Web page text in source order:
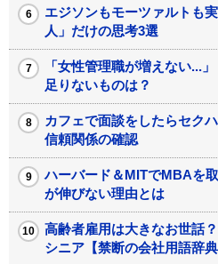
エジソンもモーツァルトも
人」だけの思考3選
「女性管理職が増えない...
足りないものは？
カフェで面談をしたらセク
信頼関係の確認
ハーバード＆MITでMBAを
が伸びない理由とは
高齢者雇用は大きなお世話
シニア【禁断の会社用語辞典